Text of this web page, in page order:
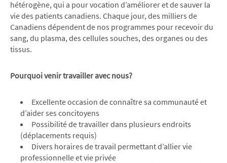
hétérogène, qui a pour vocation d’améliorer et de sauver la
vie des patients canadiens. Chaque jour, des milliers de
Canadiens dépendent de nos programmes pour recevoir du
sang, du plasma, des cellules souches, des organes ou des
tissus.
Pourquoi venir travailler avec nous?
Excellente occasion de connaître sa communauté et
d’aider ses concitoyens
Possibilité de travailler dans plusieurs endroits
(déplacements requis)
Divers horaires de travail permettant d’allier vie
professionnelle et vie privée